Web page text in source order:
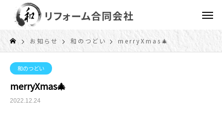
お知らせ 和のつどい merryXmas🎄
和のつどい
merryXmas🎄
2022.12.24